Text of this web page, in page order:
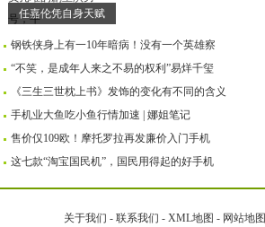
任嘉伦凭自身天赋
钢铁侠身上有一10年暗病！没有一个英雄察
“不笑，是成年人来之不易的权利”易烊千玺
《三生三世枕上书》发饰的变化有不同的含义
手机业大鱼吃小鱼行情加速 | 娜姐笔记
售价仅109欧！摩托罗拉再发廉价入门手机
这七款“淘宝国民机”，国民用得起的好手机
关于我们 - 联系我们 - XML地图 - 网站地图